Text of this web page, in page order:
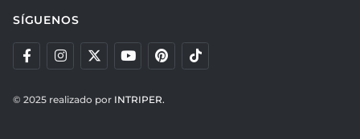
SÍGUENOS
© 2025 realizado por INTRIPER.